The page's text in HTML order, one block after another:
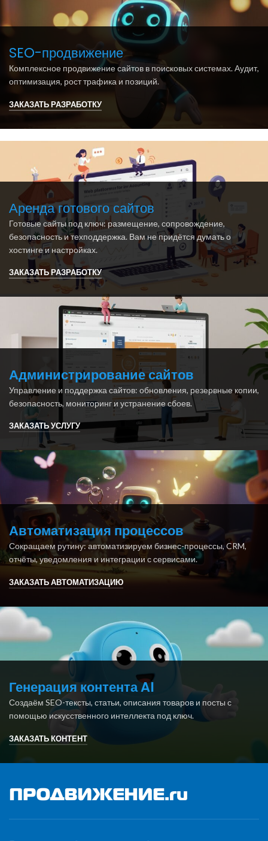
SEO-продвижение
Комплексное продвижение сайтов в поисковых системах. Аудит,
оптимизация, рост трафика и позиций.
ЗАКАЗАТЬ РАЗРАБОТКУ
Аренда готового сайтов
Готовые сайты под ключ: размещение, сопровождение,
безопасность и техподдержка. Вам не придётся думать о
хостинге и настройках.
ЗАКАЗАТЬ РАЗРАБОТКУ
Администрирование сайтов
Управление и поддержка сайтов: обновления, резервные копии,
безопасность, мониторинг и устранение сбоев.
ЗАКАЗАТЬ УСЛУГУ
Автоматизация процессов
Сокращаем рутину: автоматизируем бизнес-процессы, CRM,
отчёты, уведомления и интеграции с сервисами.
ЗАКАЗАТЬ АВТОМАТИЗАЦИЮ
Генерация контента AI
Создаём SEO-тексты, статьи, описания товаров и посты с
помощью искусственного интеллекта под ключ.
ЗАКАЗАТЬ КОНТЕНТ